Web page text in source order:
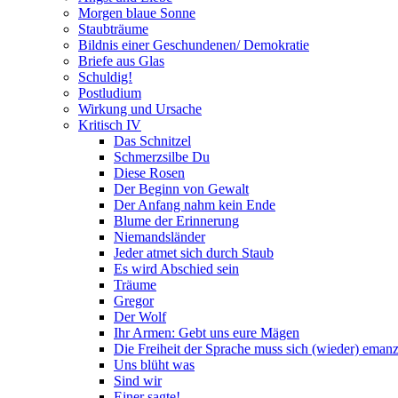
Morgen blaue Sonne
Staubträume
Bildnis einer Geschundenen/ Demokratie
Briefe aus Glas
Schuldig!
Postludium
Wirkung und Ursache
Kritisch IV
Das Schnitzel
Schmerzsilbe Du
Diese Rosen
Der Beginn von Gewalt
Der Anfang nahm kein Ende
Blume der Erinnerung
Niemandsländer
Jeder atmet sich durch Staub
Es wird Abschied sein
Träume
Gregor
Der Wolf
Ihr Armen: Gebt uns eure Mägen
Die Freiheit der Sprache muss sich (wieder)
Uns blüht was
Sind wir